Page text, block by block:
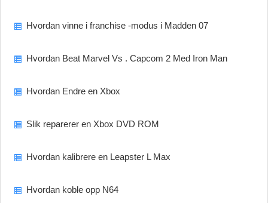
Hvordan vinne i franchise -modus i Madden 07
Hvordan Beat Marvel Vs . Capcom 2 Med Iron Man
Hvordan Endre en Xbox
Slik reparerer en Xbox DVD ROM
Hvordan kalibrere en Leapster L Max
Hvordan koble opp N64